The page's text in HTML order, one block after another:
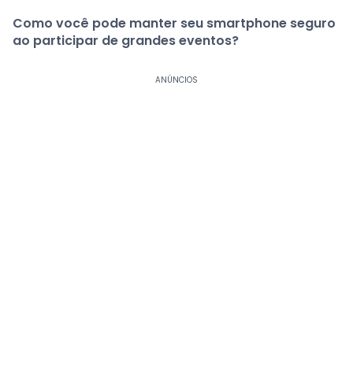
Como você pode manter seu smartphone seguro
ao participar de grandes eventos?
ANÚNCIOS